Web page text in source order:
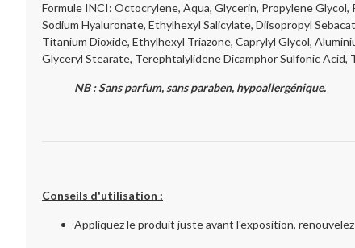
Formule INCI: Octocrylene, Aqua, Glycerin, Propylene
Sodium Hyaluronate, Ethylhexyl Salicylate, Diisopropyl
Titanium Dioxide, Ethylhexyl Triazone, Caprylyl Glycol,
Glyceryl Stearate, Terephtalylidene Dicamphor Sulfonic Acid,
NB : Sans parfum, sans paraben, hypoallergénique.
Conseils d'utilisation :
Appliquez le produit juste avant l'exposition,